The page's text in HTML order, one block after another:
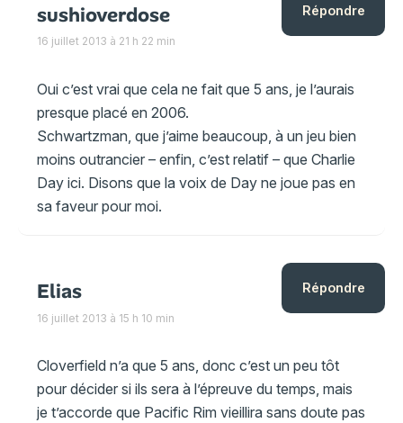
sushioverdose
16 juillet 2013 à 21 h 22 min
Oui c’est vrai que cela ne fait que 5 ans, je l’aurais
presque placé en 2006.
Schwartzman, que j’aime beaucoup, à un jeu bien
moins outrancier – enfin, c’est relatif – que Charlie
Day ici. Disons que la voix de Day ne joue pas en
sa faveur pour moi.
Répondre
Elias
16 juillet 2013 à 15 h 10 min
Cloverfield n’a que 5 ans, donc c’est un peu tôt
pour décider si ils sera à l’épreuve du temps, mais
je t’accorde que Pacific Rim vieillira sans doute pas
Répondre